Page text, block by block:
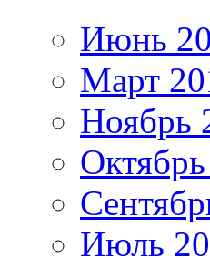
Июнь
Март
Ноябрь
Июль